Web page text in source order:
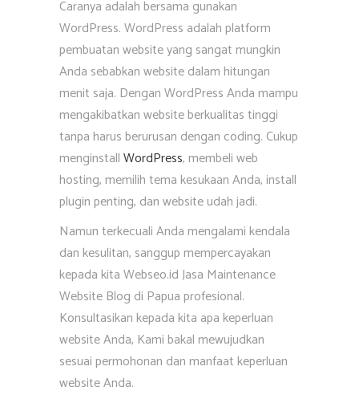
Caranya adalah bersama gunakan
WordPress. WordPress adalah platform
pembuatan website yang sangat mungkin
Anda sebabkan website dalam hitungan
menit saja. Dengan WordPress Anda mampu
mengakibatkan website berkualitas tinggi
tanpa harus berurusan dengan coding. Cukup
menginstallWordPress, membeli web
hosting, memilih tema kesukaan Anda, install
plugin penting, dan website udah jadi.
Namun terkecuali Anda mengalami kendala
dan kesulitan, sanggup mempercayakan
kepada kita Webseo.id Jasa Maintenance
Website Blog di Papua profesional.
Konsultasikan kepada kita apa keperluan
website Anda, Kami bakal mewujudkan
sesuai permohonan dan manfaat keperluan
website Anda.